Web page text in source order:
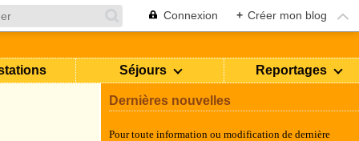
Connexion + Créer mon blog
Séjours Reportages
Dernières nouvelles
Pour toute information ou modification de dernière